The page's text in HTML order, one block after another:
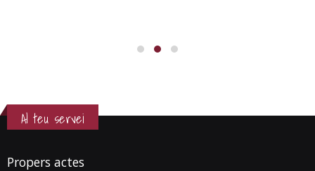
Al teu servei
Propers actes